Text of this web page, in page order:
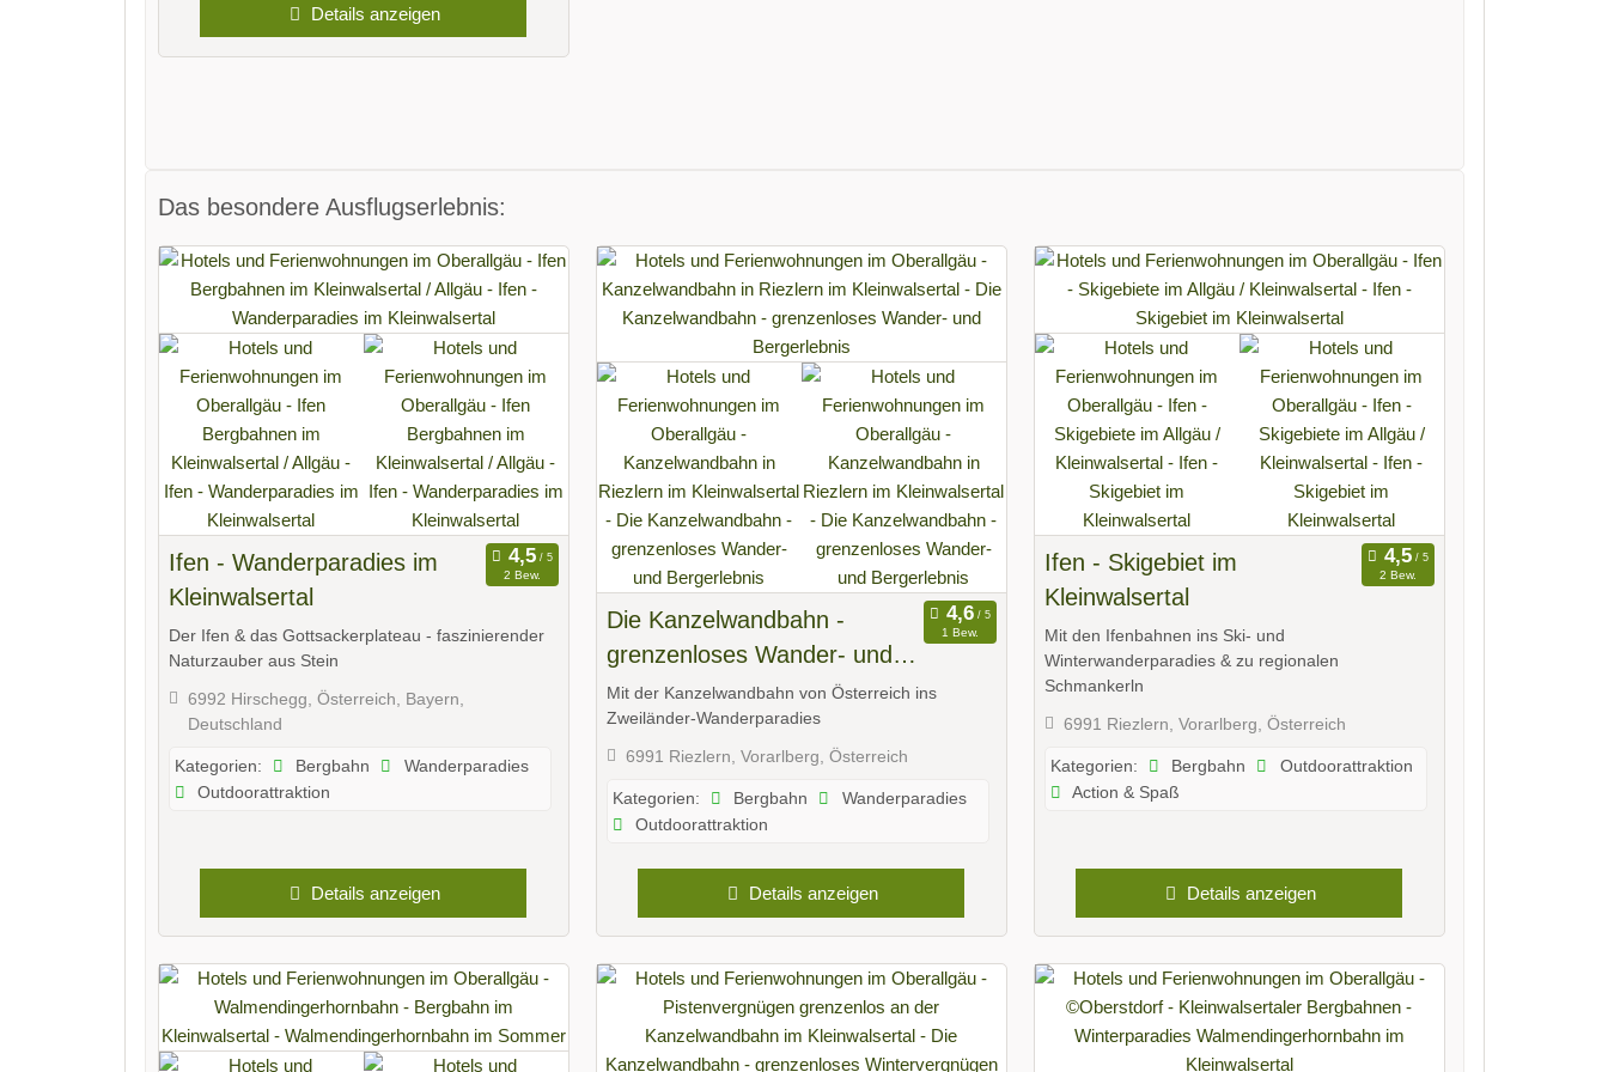
Details anzeigen
Das besondere Ausflugserlebnis:
Ifen - Wanderparadies im
Kleinwalsertal
2 Bew.
Der Ifen & das Gottsackerplateau - faszinierender
Naturzauber aus Stein
6992 Hirschegg, Österreich, Bayern,
Deutschland
Kategorien: Bergbahn
Wanderparadies
Outdoorattraktion
Details anzeigen
Die Kanzelwandbahn -
grenzenloses Wander- und
Bergerlebnis
1 Bew.
Mit der Kanzelwandbahn von Österreich ins
Zweiländer-Wanderparadies
6991 Riezlern, Vorarlberg, Österreich
Kategorien: Bergbahn
Wanderparadies
Outdoorattraktion
Details anzeigen
Ifen - Skigebiet im
Kleinwalsertal
2 Bew.
Mit den Ifenbahnen ins Ski- und
Winterwanderparadies & zu regionalen
Schmankerln
6991 Riezlern, Vorarlberg, Österreich
Kategorien: Bergbahn
Outdoorattraktion
Action & Spaß
Details anzeigen